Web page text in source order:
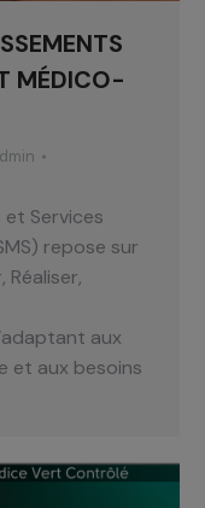
MÉDICO-
et Services
repose sur
aux
et aux besoins